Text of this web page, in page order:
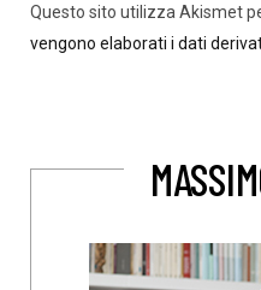
Questo sito utilizza Akismet
vengono elaborati i dati